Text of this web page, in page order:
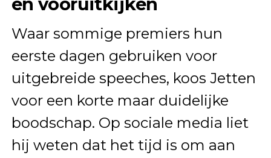
Waar sommige premiers hun
eerste dagen gebruiken voor
uitgebreide speeches, koos Jetten
voor een korte maar duidelijke
boodschap. Op sociale media liet
hij weten dat het tijd is om aan